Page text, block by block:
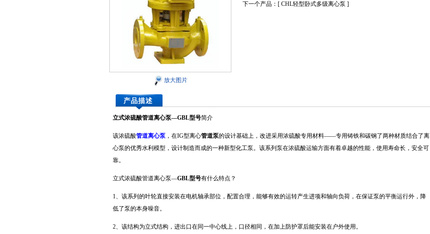
放大图片
下一个产品：[ CHL轻型卧式多级离心泵 ]
产品描述
立式浓硫酸管道离心泵—GBL型号简介
该浓硫酸管道离心泵 ，在IG型离心管道泵的设计基础上，改进采用浓硫酸专用材料——专用铸铁和碳钢了两种材质结合了离
心泵的优秀水利模型，设计制造而成的一种新型化工泵。该系列泵在浓硫酸运输方面有着卓越的性能，使用寿命长，安全可
靠。
立式浓硫酸管道离心泵—GBL型号有什么特点？
1、该系列的叶轮直接安装在电机轴承部位，配置合理，能够有效的运转产生进项和轴向负荷，在保证泵的平衡运行外，降
低了泵的本身噪音。
2、该结构为立式结构，进出口在同一中心线上，口径相同，在加上防护罩后能安装在户外使用。